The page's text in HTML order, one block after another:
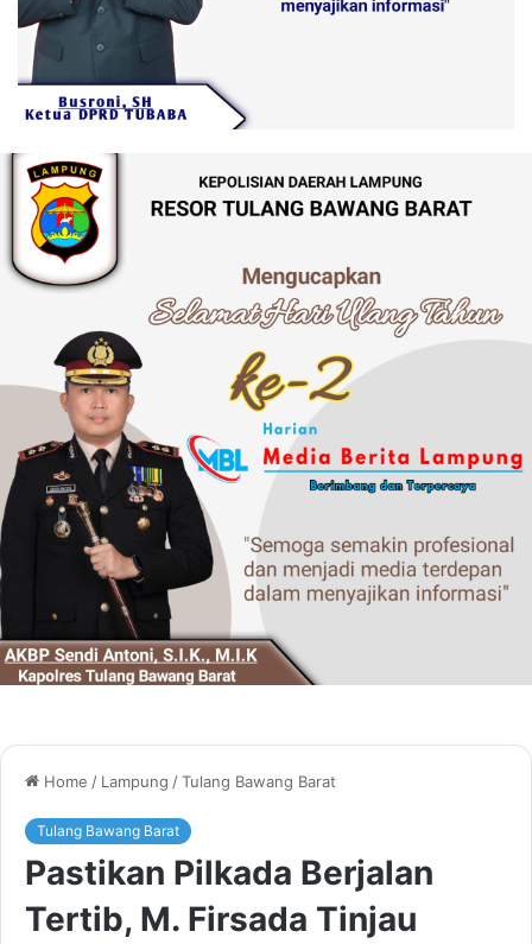
Home / Lampung /Tulang Bawang Barat
Tulang Bawang Barat
Pastikan Pilkada Berjalan
Tertib, M. Firsada Tinjau